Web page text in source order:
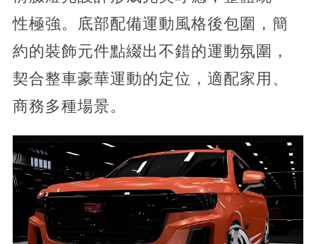
性極強。底部配備運動風格後包圍，簡
約的裝飾元件點綴出不錯的運動氛圍，
契合整車豪華運動的定位，適配家用、
商務多種場景。